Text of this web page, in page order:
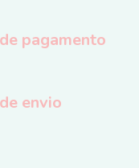
pagamento
envio